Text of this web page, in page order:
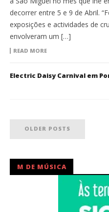
decorrer entre 5 e 9 de Abril.
exposições e actividades de
envolveram um […]
READ MORE
Electric Daisy Carnival em
OLDER POSTS
M DE MÚSICA